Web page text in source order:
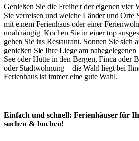
Genießen Sie die Freiheit der eigenen vier
Sie verreisen und welche Länder und Orte
mit einem Ferienhaus oder einer
unabhängig. Kochen Sie in einer top
gehen Sie ins Restaurant. Sonnen Sie sich
genießen Sie Ihre Liege am
See oder Hütte in den Bergen, Finca oder
oder Stadtwohnung – die Wahl liegt bei
Ferienhaus ist immer eine gute Wahl.
Einfach und schnell: Ferienhäuser für
suchen & buchen!